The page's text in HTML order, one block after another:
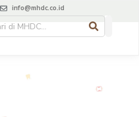
info@mhdc.co.id